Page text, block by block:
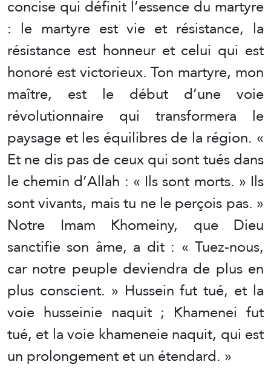
concise qui définit l’essence du martyre
: le martyre est vie et résistance, la
résistance est honneur et celui qui est
honoré est victorieux. Ton martyre, mon
maître, est le début d’une voie
révolutionnaire qui transformera le
paysage et les équilibres de la région. «
Et ne dis pas de ceux qui sont tués dans
le chemin d’Allah : « Ils sont morts. » Ils
sont vivants, mais tu ne le perçois pas. »
Notre Imam Khomeiny, que Dieu
sanctifie son âme, a dit : « Tuez-nous,
car notre peuple deviendra de plus en
plus conscient. » Hussein fut tué, et la
voie husseinie naquit ; Khamenei fut
tué, et la voie khameneie naquit, qui est
un prolongement et un étendard. »